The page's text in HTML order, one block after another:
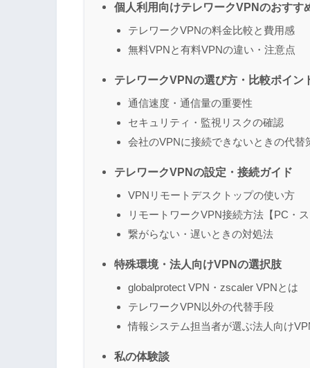
個人利用向けテレワークVPNのおすす
テレワークVPNの料金比較と費用感
無料VPNと有料VPNの違い・注意点
テレワークVPNの選び方・比較ポイン
通信速度・通信量の重要性
セキュリティ・監視リスクの確認
会社のVPNに接続できないときの代替
テレワークVPNの設定・接続ガイド
VPNリモートデスクトップの使い方
リモートワークVPN接続方法【PC・ス
繋がらない・遅いときの対処法
特殊環境・法人向けVPNの選択肢
globalprotect VPN・zscaler VPNとは
テレワークVPN以外の代替手段
情報システム担当者が選ぶ法人向け
私の体験談